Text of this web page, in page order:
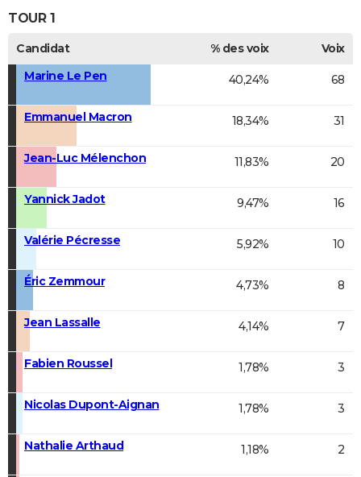
TOUR 1
Candidat % des voix
Voix
Marine Le Pen
40,24% 68
Emmanuel Macron 18,34% 31
Jean-Luc Mélenchon 11,83% 20
Yannick Jadot 9,47% 16
Valérie Pécresse 5,92% 10
Éric Zemmour 4,73% 8
Jean Lassalle 4,14% 7
Fabien Roussel 1,78% 3
Nicolas Dupont-Aignan 1,78% 3
Nathalie Arthaud 1,18% 2